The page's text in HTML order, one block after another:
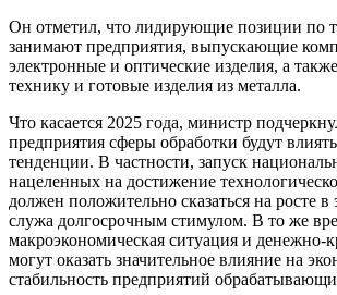
Он отметил, что лидирующие позиции по
занимают предприятия, выпускающие
электронные и оптические изделия, а
технику и готовые изделия из металла.
Что касается 2025 года, министр
предприятия сферы обработки будут
тенденции. В частности, запуск
нацеленных на достижение
должен положительно сказаться на росте в
служа долгосрочным стимулом. В то же
макроэкономическая ситуация и денежно-
могут оказать значительное влияние на
стабильность предприятий